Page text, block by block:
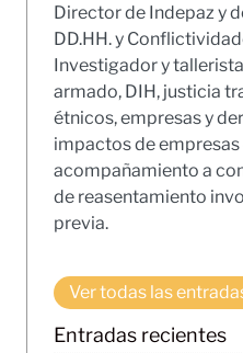
Director de Indepaz y
DD.HH. y
Investigador y
armado, DIH, justicia
étnicos, empresas y
impactos de
acompañamiento a
de reasentamiento
previa.
Ver todas las
Entradas recientes